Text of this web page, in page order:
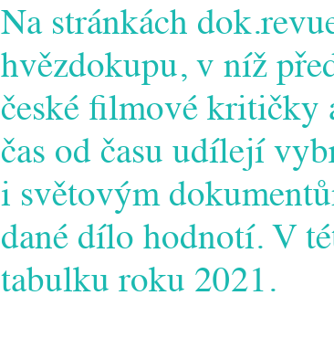
Na stránkách
hvězdokupu, v níž
české filmové kritičky
čas od času udílejí
i světovým
dané dílo hodnotí. V
tabulku roku 2021.